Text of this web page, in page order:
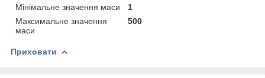
Мінімальне значення маси
1
Максимальне значення
маси
500
Приховати